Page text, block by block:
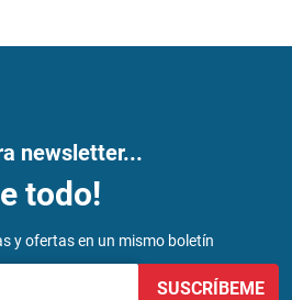
newsletter...
todo!
y ofertas en un mismo boletín
SUSCRÍBEME